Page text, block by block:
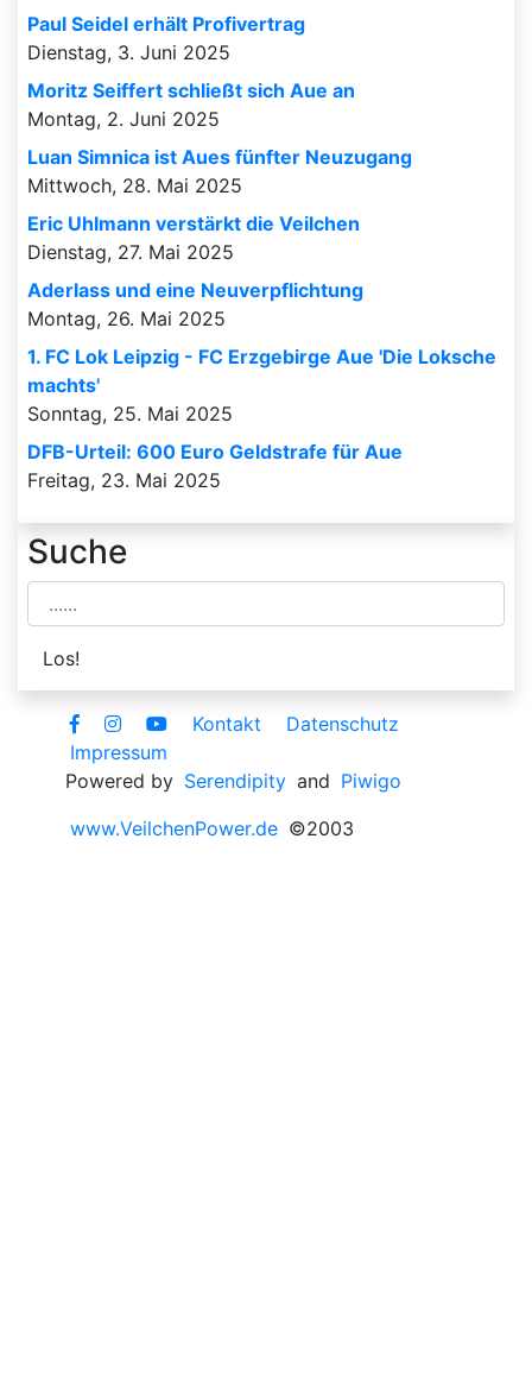
Paul Seidel erhält Profivertrag
Dienstag, 3. Juni 2025
Moritz Seiffert schließt sich Aue an
Montag, 2. Juni 2025
Luan Simnica ist Aues fünfter Neuzugang
Mittwoch, 28. Mai 2025
Eric Uhlmann verstärkt die Veilchen
Dienstag, 27. Mai 2025
Aderlass und eine Neuverpflichtung
Montag, 26. Mai 2025
1. FC Lok Leipzig - FC Erzgebirge Aue 'Die Loksche
machts'
Sonntag, 25. Mai 2025
DFB-Urteil: 600 Euro Geldstrafe für Aue
Freitag, 23. Mai 2025
Suche
Kontakt
Datenschutz
Impressum
Powered by Serendipity and Piwigo
www.VeilchenPower.de ©2003